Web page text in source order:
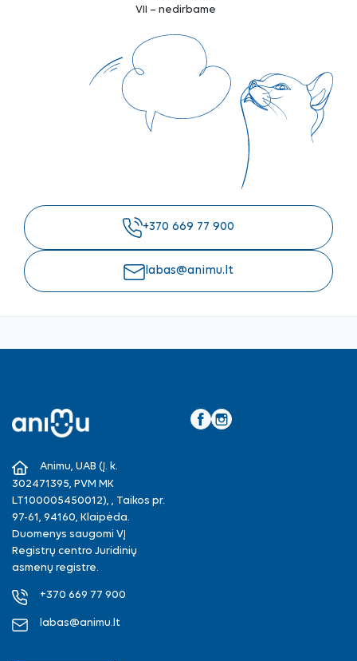
VII – nedirbame
+370 669 77 900
labas@animu.lt
Animu, UAB (Į. k.
302471395, PVM MK
LT100005450012), , Taikos pr.
97-61, 94160, Klaipėda.
Duomenys saugomi VĮ
Registrų centro Juridinių
asmenų registre.
+370 669 77 900
labas@animu.lt